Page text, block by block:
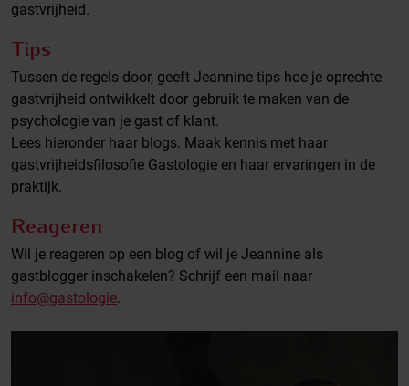
gastvrijheid.
Tips
Tussen de regels door, geeft Jeannine tips hoe je oprechte
gastvrijheid ontwikkelt door gebruik te maken van de
psychologie van je gast of klant.
Lees hieronder haar blogs. Maak kennis met haar
gastvrijheidsfilosofie Gastologie en haar ervaringen in de
praktijk.
Reageren
Wil je reageren op een blog of wil je Jeannine als
gastblogger inschakelen? Schrijf een mail naar
info@gastologie.